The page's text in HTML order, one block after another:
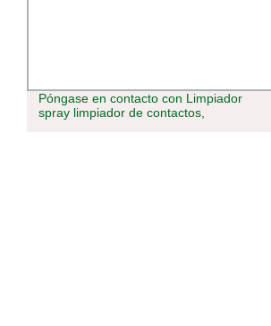
Póngase en contacto con Limpiador
spray limpiador de contactos,